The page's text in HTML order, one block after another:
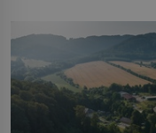
by pokoj miminka měl
Předškolní věk je